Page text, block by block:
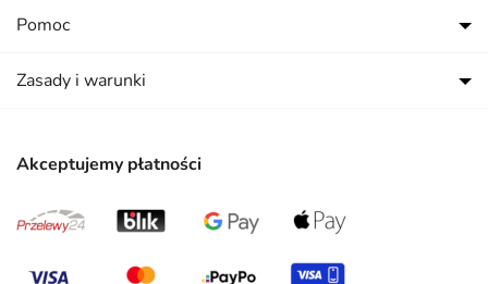
Akceptujemy płatności
Pomoc
Zasady i warunki